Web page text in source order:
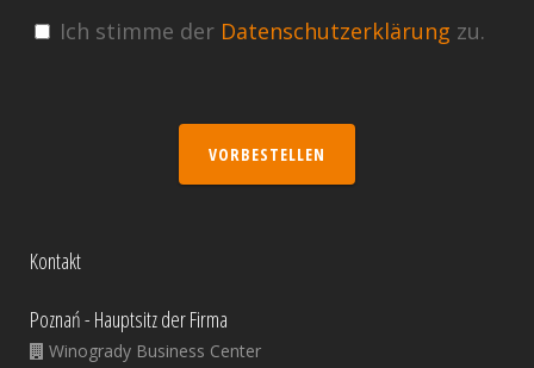
Ich stimme der Datenschutzerklärung zu.
VORBESTELLEN
Kontakt
Poznań - Hauptsitz der Firma
Winogrady Business Center